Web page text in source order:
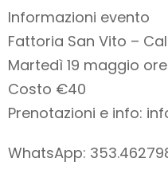
Informazioni evento
Fattoria San Vito –
Martedì 19 maggio ore
Costo €40
Prenotazioni e info:
WhatsApp: